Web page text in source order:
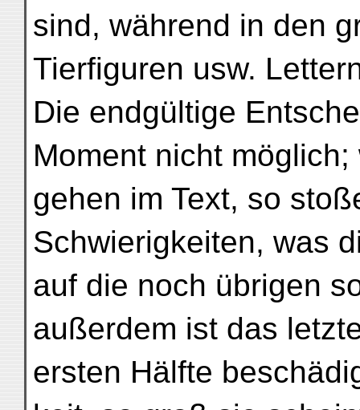
sind, während in den
Tierfiguren usw.
Die endgültige
Moment nicht
gehen im Text, so
Schwierigkeiten, was
auf die noch übrigen
außerdem ist das
ersten Hälfte